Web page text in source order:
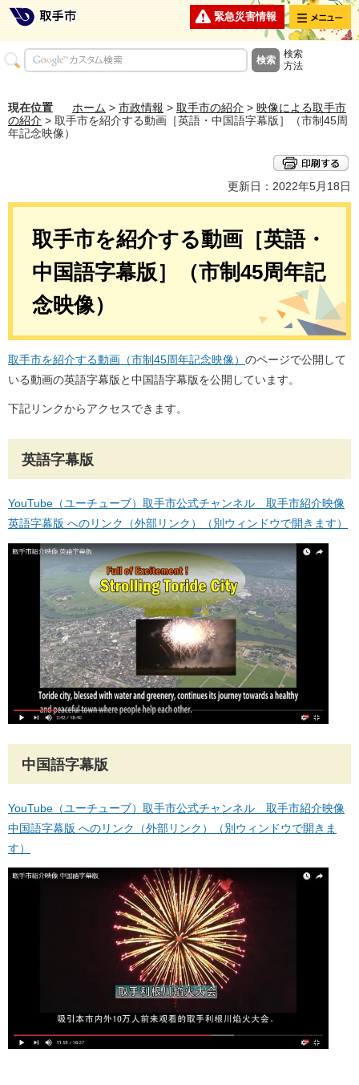
緊急災害情報 メニュー
検索
方法
現在位置 ホーム > 市政情報 > 取手市の紹介 > 映像による取手市
の紹介 > 取手市を紹介する動画［英語・中国語字幕版］（市制45周
年記念映像）
更新日：2022年5月18日
取手市を紹介する動画［英語・
中国語字幕版］（市制45周年記
念映像）
取手市を紹介する動画（市制45周年記念映像） のページで公開して
いる動画の英語字幕版と中国語字幕版を公開しています。
下記リンクからアクセスできます。
英語字幕版
YouTube（ユーチューブ）取手市公式チャンネル 取手市紹介映像
英語字幕版 へのリンク（外部リンク）（別ウィンドウで開きます）
中国語字幕版
YouTube（ユーチューブ）取手市公式チャンネル 取手市紹介映像
中国語字幕版 へのリンク（外部リンク）（別ウィンドウで開きま
す）